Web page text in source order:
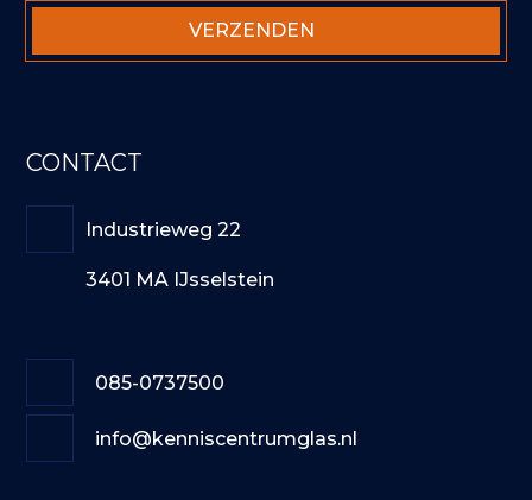
CONTACT
Industrieweg 22
3401 MA IJsselstein
085-0737500
info@kenniscentrumglas.nl